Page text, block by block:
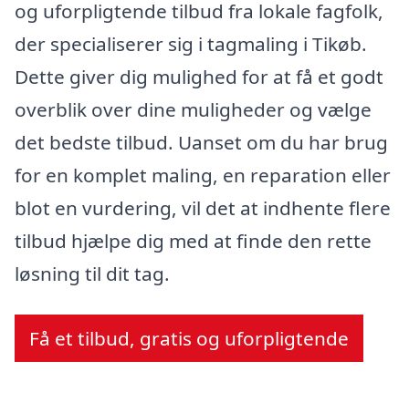
og uforpligtende tilbud fra lokale fagfolk,
der specialiserer sig i tagmaling i Tikøb.
Dette giver dig mulighed for at få et godt
overblik over dine muligheder og vælge
det bedste tilbud. Uanset om du har brug
for en komplet maling, en reparation eller
blot en vurdering, vil det at indhente flere
tilbud hjælpe dig med at finde den rette
løsning til dit tag.
Få et tilbud, gratis og uforpligtende